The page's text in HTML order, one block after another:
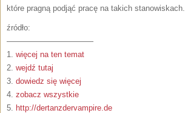
które pragną podjąć pracę na takich stanowiskach.
źródło:
———————————
1. więcej na ten temat
2. wejdź tutaj
3. dowiedz się więcej
4. zobacz wszystkie
5. http://dertanzdervampire.de